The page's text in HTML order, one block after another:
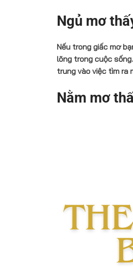
Ngủ mơ
Nếu trong giấc mơ
lõng trong cuộc
trung vào việc tìm ra
Nằm mơ